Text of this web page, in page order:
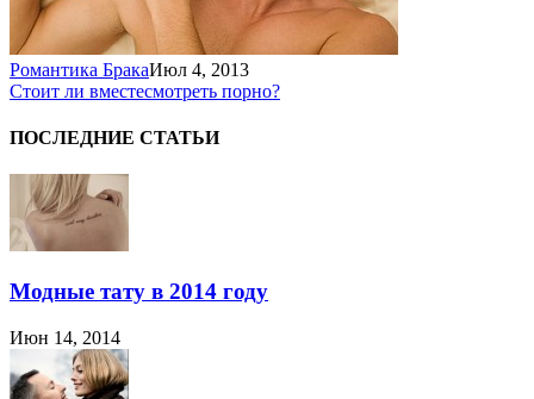
Романтика БракаИюл 4, 2013
Стоит ли вместесмотреть порно?
ПОСЛЕДНИЕ СТАТЬИ
Модные тату в 2014 году
Июн 14, 2014